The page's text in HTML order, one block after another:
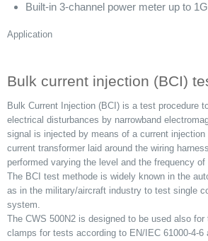
Built-in 3-channel power meter up to
Application
Bulk current injection (BCI)
Bulk Current Injection (BCI) is a test procedure
electrical disturbances by narrowband
signal is injected by means of a current
current transformer laid around the wiring
performed varying the level and the frequency
The BCI test methode is widely known in the
as in the military/aircraft industry to test single
system.
The CWS 500N2 is designed to be used also
clamps for tests according to EN/IEC 61000-4-6